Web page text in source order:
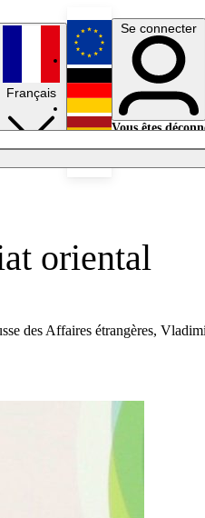
Français
English
Deutsch
Se connecter
Vous êtes
oriental
des Affaires étrangères,